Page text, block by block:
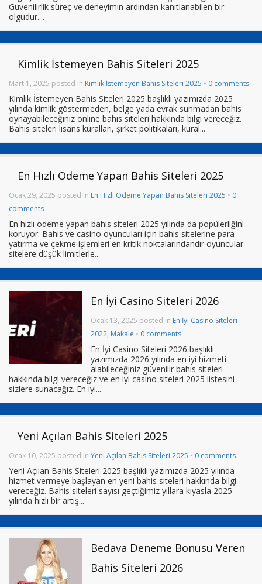
Güvenilirlik süreç ve deneyimin ardından kanıtlanabilen bir
olgudur....
Kimlik İstemeyen Bahis Siteleri 2025
Mart 1, 2025 posted in Kimlik İstemeyen Bahis Siteleri 2025 • 0 comments
Kimlik İstemeyen Bahis Siteleri 2025 başlıklı yazımızda 2025
yılında kimlik göstermeden, belge yada evrak sunmadan bahis
oynayabileceğiniz online bahis siteleri hakkında bilgi vereceğiz.
Bahis siteleri lisans kuralları, şirket politikaları, kural...
En Hızlı Ödeme Yapan Bahis Siteleri 2025
Ocak 29, 2025 posted in En Hızlı Ödeme Yapan Bahis Siteleri 2025 • 0
comments
En hızlı ödeme yapan bahis siteleri 2025 yılında da popülerliğini
koruyor. Bahis ve casino oyuncuları için bahis sitelerine para
yatırma ve çekme işlemleri en kritik noktalarındandır oyuncular
sitelere düşük limitlerle...
En İyi Casino Siteleri 2026
Ocak 13, 2025 posted in En İyi Casino Siteleri
2022, Makale • 0 comments
En İyi Casino Siteleri 2026 başlıklı
yazımızda 2026 yılında en iyi hizmeti
alabileceğiniz güvenilir bahis siteleri
hakkında bilgi vereceğiz ve en iyi casino siteleri 2025 listesini
sizlere sunacağız. En iyi...
Yeni Açılan Bahis Siteleri 2025
Ocak 10, 2025 posted in Yeni Açılan Bahis Siteleri 2025 • 0 comments
Yeni Açılan Bahis Siteleri 2025 başlıklı yazımızda 2025 yılında
hizmet vermeye başlayan en yeni bahis siteleri hakkında bilgi
vereceğiz. Bahis siteleri sayısı geçtiğimiz yıllara kıyasla 2025
yılında hızlı bir artış...
Bedava Deneme Bonusu Veren
Bahis Siteleri 2026